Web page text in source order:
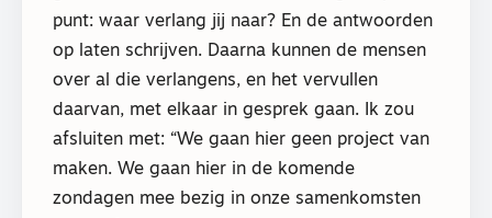
punt: waar verlang jij naar? En de antwoorden
op laten schrijven. Daarna kunnen de mensen
over al die verlangens, en het vervullen
daarvan, met elkaar in gesprek gaan. Ik zou
afsluiten met: “We gaan hier geen project van
maken. We gaan hier in de komende
zondagen mee bezig in onze samenkomsten